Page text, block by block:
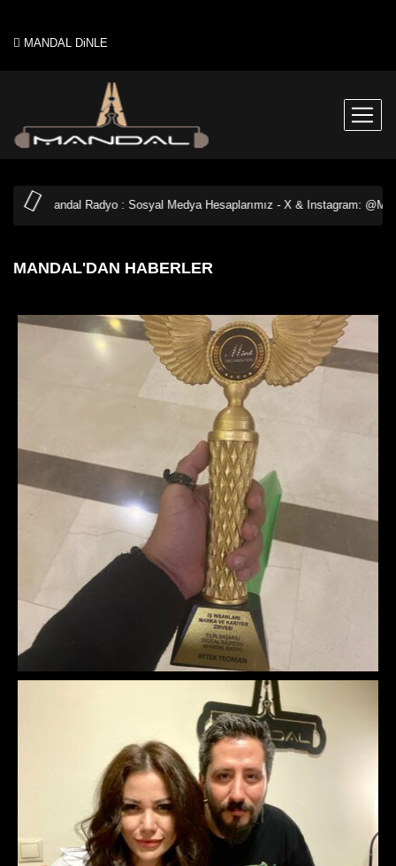
MANDAL DiNLE
Radyo : Sosyal Medya Hesaplarımız - X & Instagram: @MandalRadyo
MANDAL'DAN HABERLER